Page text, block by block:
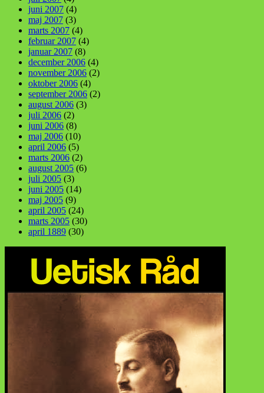
juni 2007 (4)
maj 2007 (3)
marts 2007 (4)
februar 2007 (4)
januar 2007 (8)
december 2006 (4)
november 2006 (2)
oktober 2006 (4)
september 2006 (2)
august 2006 (3)
juli 2006 (2)
juni 2006 (8)
maj 2006 (10)
april 2006 (5)
marts 2006 (2)
august 2005 (6)
juli 2005 (3)
juni 2005 (14)
maj 2005 (9)
april 2005 (24)
marts 2005 (30)
april 1889 (30)